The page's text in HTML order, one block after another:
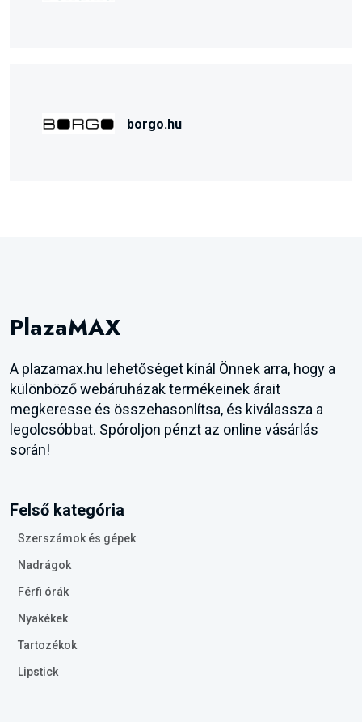
borgo.hu
PlazaMAX
A plazamax.hu lehetőséget kínál Önnek arra, hogy a
különböző webáruházak termékeinek árait
megkeresse és összehasonlítsa, és kiválassza a
legolcsóbbat. Spóroljon pénzt az online vásárlás
során!
Felső kategória
Szerszámok és gépek
Nadrágok
Férfi órák
Nyakékek
Tartozékok
Lipstick